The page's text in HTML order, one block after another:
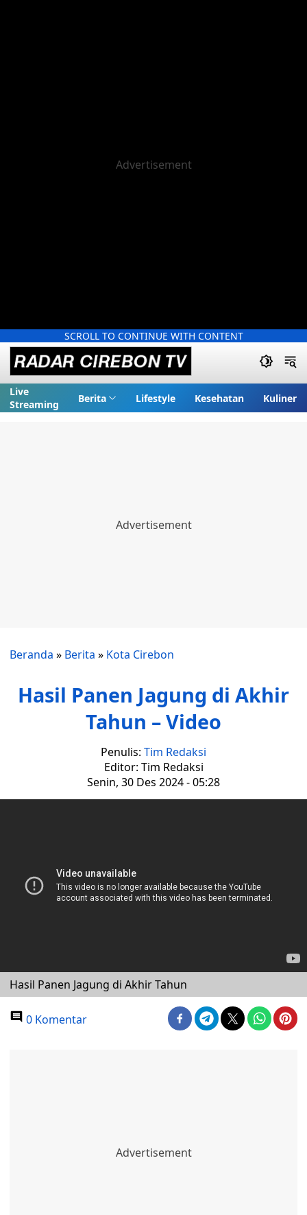
SCROLL TO CONTINUE WITH CONTENT
Live
Streaming
Berita Lifestyle Kesehatan Kuliner
Beranda » Berita » Kota Cirebon
Hasil Panen Jagung di Akhir
Tahun – Video
Penulis: Tim Redaksi
Editor: Tim Redaksi
Senin, 30 Des 2024 - 05:28
Hasil Panen Jagung di Akhir Tahun
0 Komentar